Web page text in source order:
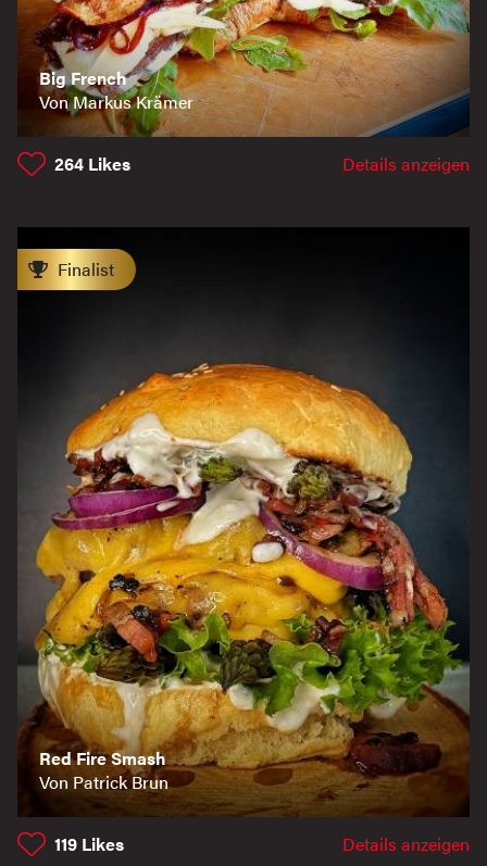
Big French
Von Markus Krämer
264 Likes Details anzeigen
Red Fire Smash
Von Patrick Brun
Finalist
119 Likes Details anzeigen